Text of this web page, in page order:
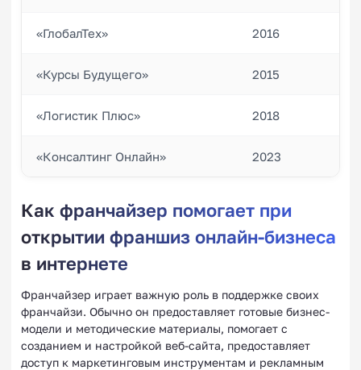
«ГлобалТех» 2016
«Курсы Будущего» 2015
«Логистик Плюс» 2018
«Консалтинг Онлайн» 2023
Как франчайзер помогает при
открытии франшиз онлайн-бизнеса
в интернете
Франчайзер играет важную роль в поддержке своих
франчайзи. Обычно он предоставляет готовые бизнес-
модели и методические материалы, помогает с
созданием и настройкой веб-сайта, предоставляет
доступ к маркетинговым инструментам и рекламным